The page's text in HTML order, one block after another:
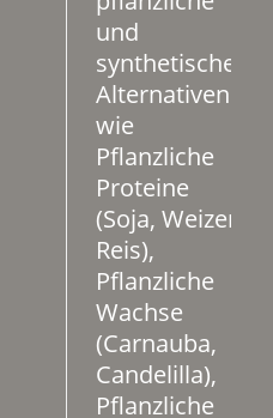
und
synthetische
Alternativen
wie
Pflanzliche
Proteine
(Soja, Weizen,
Reis),
Pflanzliche
Wachse
(Carnauba,
Candelilla),
Pflanzliche